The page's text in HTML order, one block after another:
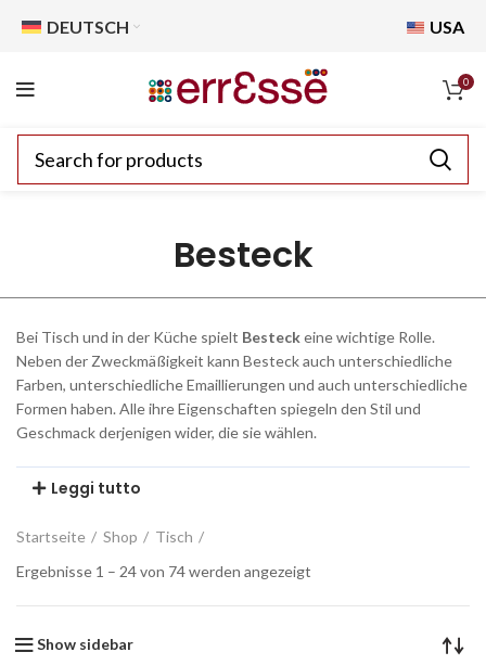
DEUTSCH USA
0
Besteck
Bei Tisch und in der Küche spielt Besteckeine wichtige Rolle.
Neben der Zweckmäßigkeit kann Besteck auch unterschiedliche
Farben, unterschiedliche Emaillierungen und auch unterschiedliche
Formen haben. Alle ihre Eigenschaften spiegeln den Stil und
Geschmack derjenigen wider, die sie wählen.
Leggi tutto
Startseite Shop
Tisch
Ergebnisse 1 – 24 von 74 werden angezeigt
Show sidebar